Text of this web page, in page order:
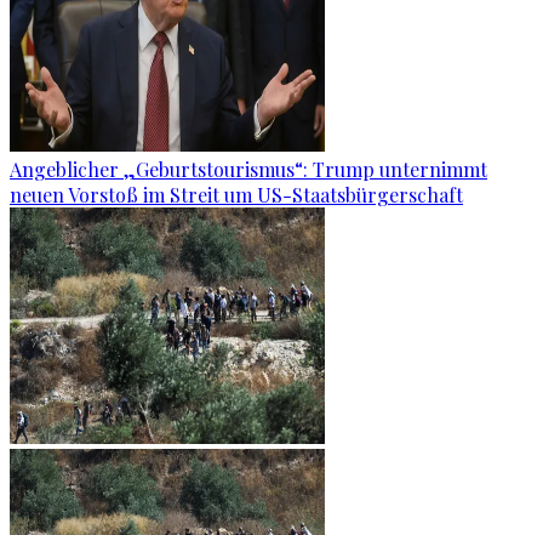
Angeblicher „Geburtstourismus“: Trump unternimmt
neuen Vorstoß im Streit um US-Staatsbürgerschaft